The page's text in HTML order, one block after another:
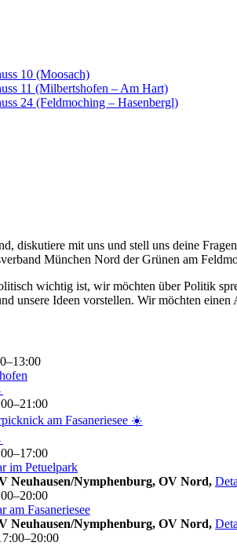
10 (Moosach)
11 (Milbertshofen – Am Hart)
24 (Feldmoching – Hasenbergl)
diskutiere mit uns und stell uns deine
München Nord der Grünen am
wichtig ist, wir möchten über Politik
unsere Ideen vorstellen. Wir möchten
am Fasaneriesee ☀️
im Petuelpark
Neuhausen/Nymphenburg, OV Nord,
am Fasaneriesee
Neuhausen/Nymphenburg, OV Nord,